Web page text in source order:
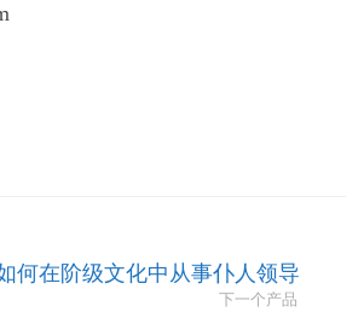
何在阶级文化中从事仆人领导
下一个产品